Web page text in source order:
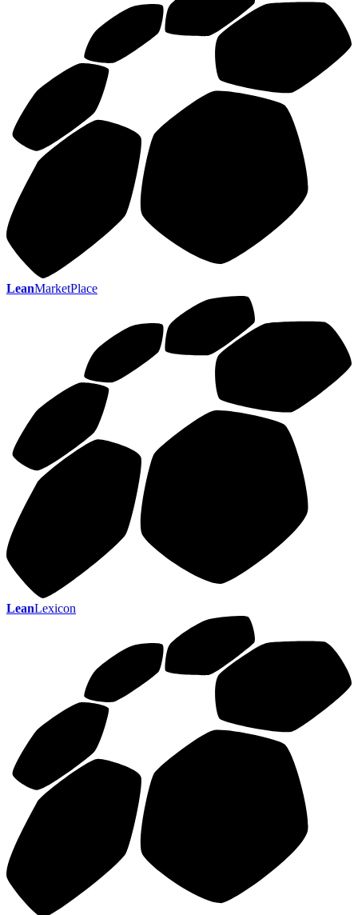
LeanMarketPlace
LeanLexicon